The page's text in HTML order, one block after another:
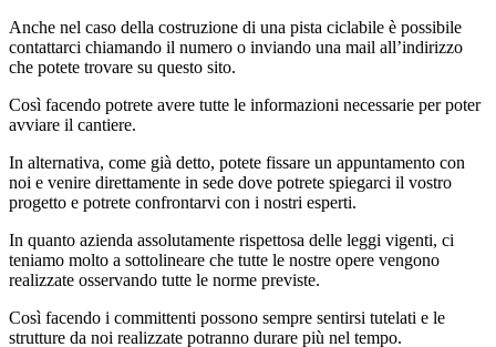
Anche nel caso della costruzione di una pista ciclabile è possibile
contattarci chiamando il numero o inviando una mail all’indirizzo
che potete trovare su questo sito.
Così facendo potrete avere tutte le informazioni necessarie per poter
avviare il cantiere.
In alternativa, come già detto, potete fissare un appuntamento con
noi e venire direttamente in sede dove potrete spiegarci il vostro
progetto e potrete confrontarvi con i nostri esperti.
In quanto azienda assolutamente rispettosa delle leggi vigenti, ci
teniamo molto a sottolineare che tutte le nostre opere vengono
realizzate osservando tutte le norme previste.
Così facendo i committenti possono sempre sentirsi tutelati e le
strutture da noi realizzate potranno durare più nel tempo.